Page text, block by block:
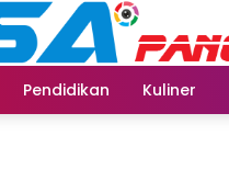
Pendidikan Kuliner